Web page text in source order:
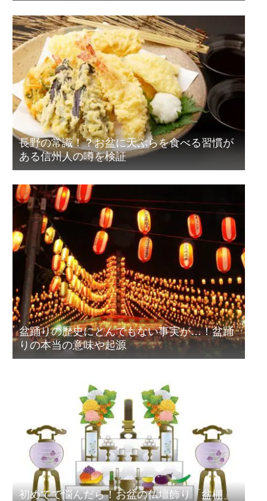
長野の常識！？お盆に天ぷらを食べる習慣が
ある信州人の噂を検証
盆踊りの歴史にとんでもない事実が…！盆踊
りの本当の意味や起源
初めてで悩んだら！お盆の仏壇飾り「盆棚」